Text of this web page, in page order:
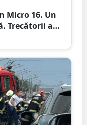
Micro 16. Un
Trecătorii au
viața